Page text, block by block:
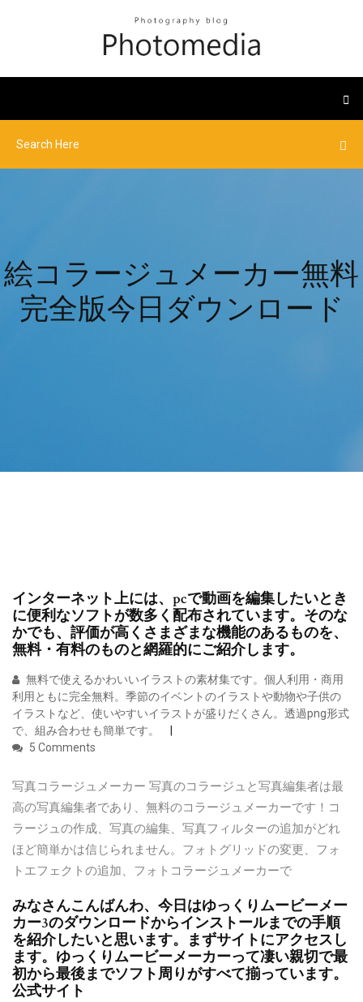
絵コラージュメーカー無料
完全版今日ダウンロード
インターネット上には、pcで動画を編集したいとき
に便利なソフトが数多く配布されています。そのな
かでも、評価が高くさまざまな機能のあるものを、
無料・有料のものと網羅的にご紹介します。
無料で使えるかわいいイラストの素材集です。個人利用・商用
利用ともに完全無料。季節のイベントのイラストや動物や子供の
イラストなど、使いやすいイラストが盛りだくさん。透過png形式
で、組み合わせも簡単です。
5 Comments
写真コラージュメーカー 写真のコラージュと写真編集者は最
高の写真編集者であり、無料のコラージュメーカーです！コ
ラージュの作成、写真の編集、写真フィルターの追加がどれ
ほど簡単かは信じられません。フォトグリッドの変更、フォ
トエフェクトの追加、フォトコラージュメーカーで
みなさんこんばんわ、今日はゆっくりムービーメー
カー3のダウンロードからインストールまでの手順
を紹介したいと思います。まずサイトにアクセスし
ます。ゆっくりムービーメーカーって凄い親切で最
初から最後までソフト周りがすべて揃っています。
公式サイト